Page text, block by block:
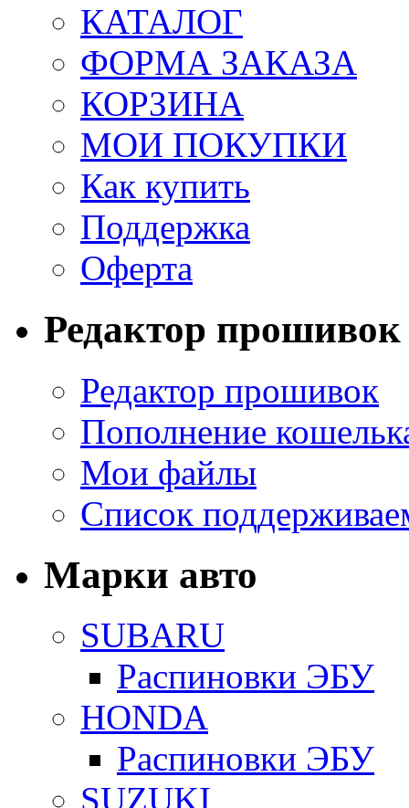
КАТАЛОГ
ФОРМА ЗАКАЗА
КОРЗИНА
МОИ ПОКУПКИ
Как купить
Поддержка
Оферта
Редактор прошивок
Редактор прошивок
Пополнение
Мои файлы
Список
Марки авто
SUBARU
Распиновки ЭБУ
HONDA
Распиновки ЭБУ
SUZUKI